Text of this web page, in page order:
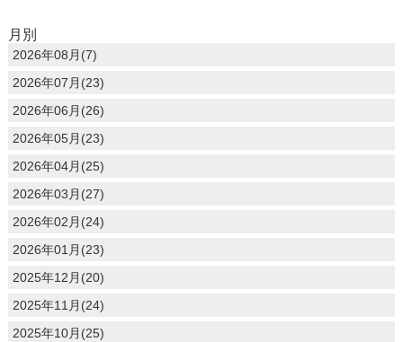
月別
2026年08月(7)
2026年07月(23)
2026年06月(26)
2026年05月(23)
2026年04月(25)
2026年03月(27)
2026年02月(24)
2026年01月(23)
2025年12月(20)
2025年11月(24)
2025年10月(25)